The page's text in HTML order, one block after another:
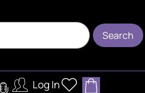
Log In